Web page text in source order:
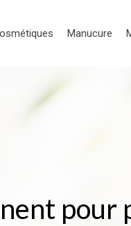
Manucure
pour